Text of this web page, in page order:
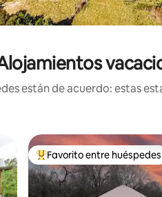
están de acuerdo: estas
Favorito entre huéspedes
Favorito entre huéspedes